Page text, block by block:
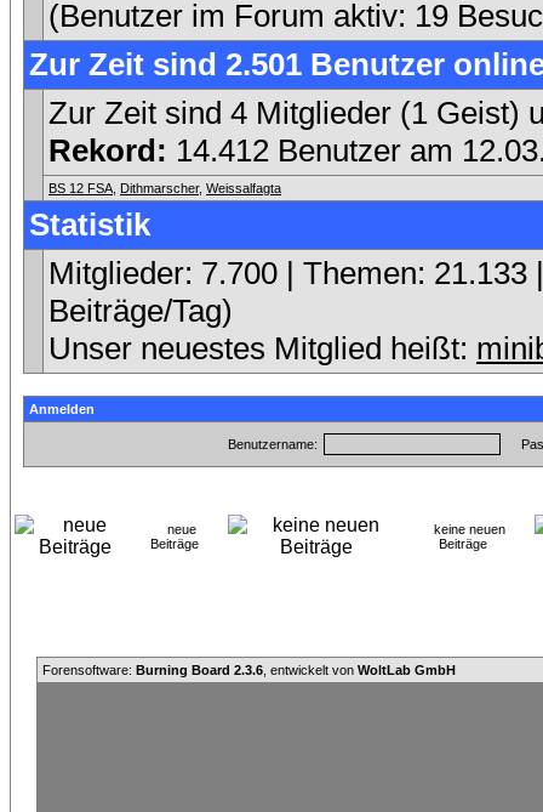
(Benutzer im Forum aktiv: 19
Zur Zeit sind 2.501 Benutzer
Zur Zeit sind 4 Mitglieder (1 Geist)
Rekord: 14.412 Benutzer am
BS 12 FSA Dithmarscher, Weissalfagta
Statistik
Mitglieder: 7.700 | Themen:
Beiträge/Tag)
Unser neuestes Mitglied heißt:
Anmelden
Benutzername:
neue
Beiträge
keine neuen
Beiträge
Forensoftware: Burning Board 2.3.6 , entwickelt von WoltLab GmbH